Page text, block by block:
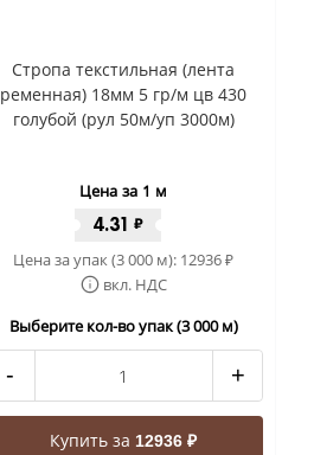
Стропа текстильная (лента
ременная) 18мм 5 гр/м цв 430
голубой (рул 50м/уп 3000м)
Цена за 1 м
4.31 ₽
Цена за упак (3 000 м): 12936₽
вкл. НДС
Выберите кол-во упак (3 000 м)
- +
Купить за12936 ₽